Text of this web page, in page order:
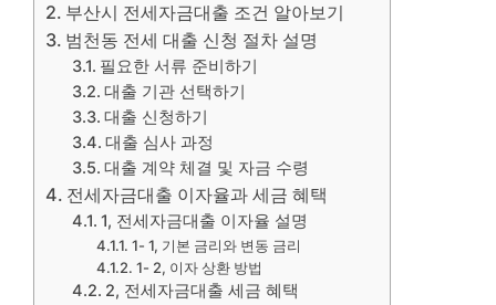
부산시 전세자금대출 조건 알아보기
범천동 전세 대출 신청 절차 설명
필요한 서류 준비하기
대출 기관 선택하기
대출 신청하기
대출 심사 과정
대출 계약 체결 및 자금 수령
전세자금대출 이자율과 세금 혜택
1, 전세자금대출 이자율 설명
1- 1, 기본 금리와 변동 금리
1- 2, 이자 상환 방법
2, 전세자금대출 세금 혜택